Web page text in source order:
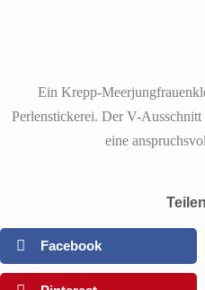
Ein Krepp-
Perlenstickerei. Der V-
eine
Facebook